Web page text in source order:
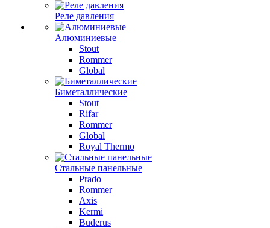
Реле давления
Алюминиевые
Stout
Rommer
Global
Биметаллические
Stout
Rifar
Rommer
Global
Royal Thermo
Стальные панельные
Prado
Rommer
Axis
Kermi
Buderus